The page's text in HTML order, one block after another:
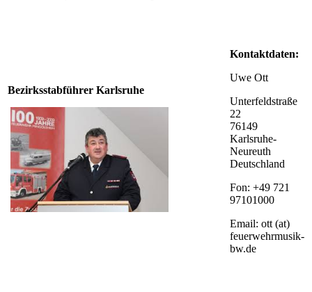
Bezirksstabführer Karlsruhe
Kontaktdaten:
Uwe Ott
Unterfeldstraße
22
76149
Karlsruhe-
Neureuth
Deutschland
Fon: +49 721
97101000
Email: ott (at)
feuerwehrmusik-
bw.de